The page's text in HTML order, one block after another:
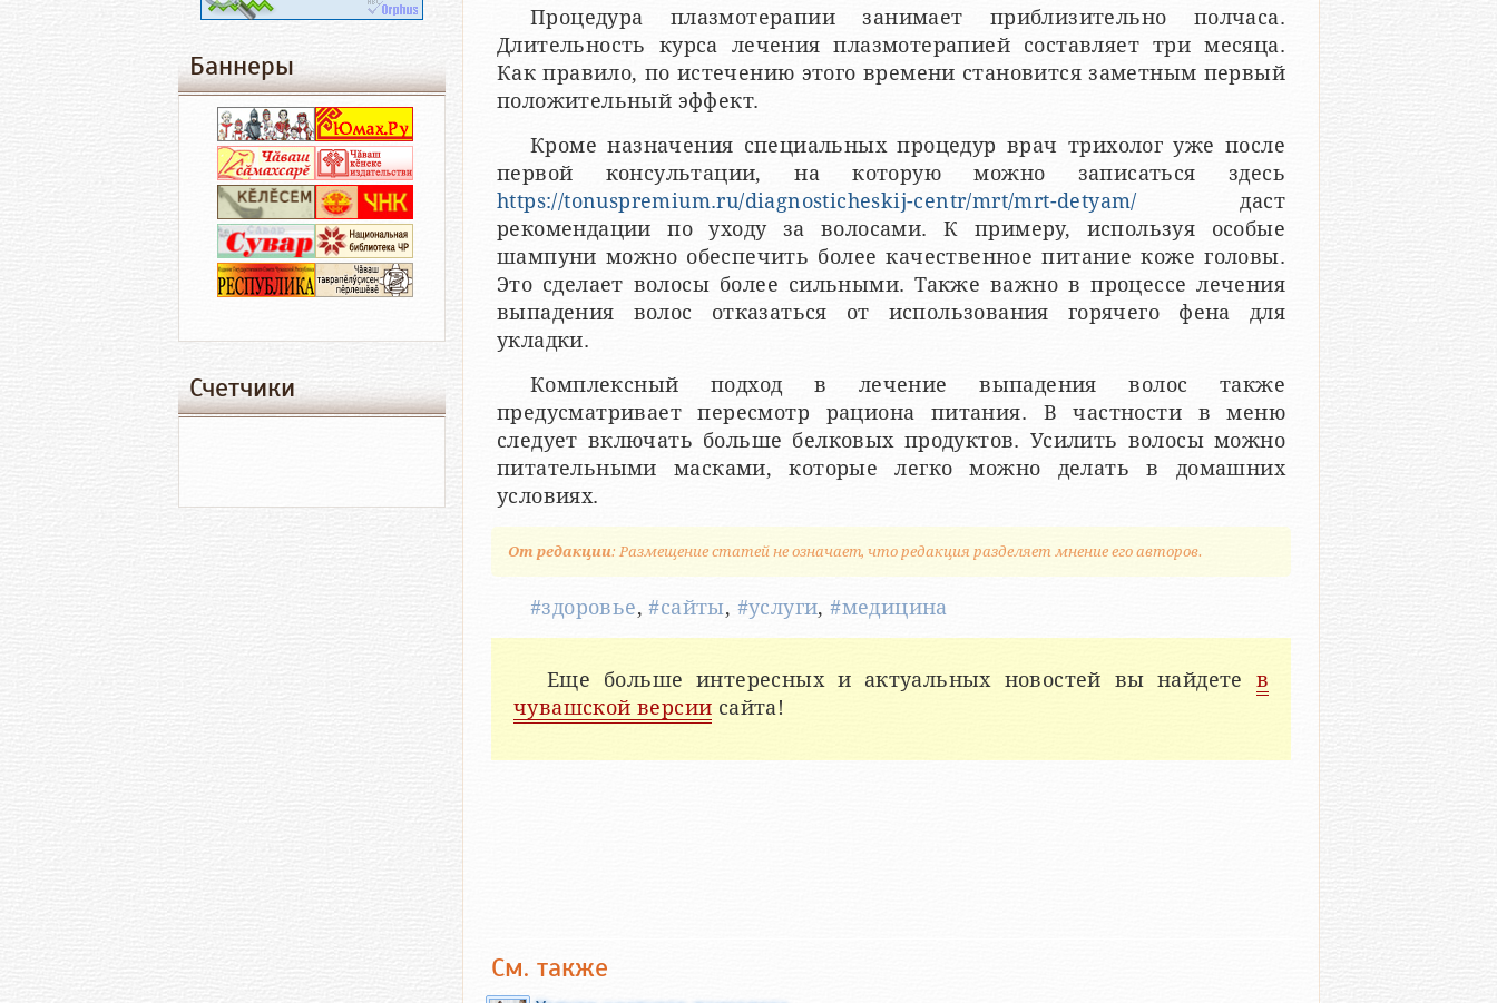
Процедура плазмотерапии занимает приблизительно полчаса.
Длительность курса лечения плазмотерапией составляет три месяца.
Как правило, по истечению этого времени становится заметным первый
положительный эффект.
Кроме назначения специальных процедур врач трихолог уже после
первой консультации, на которую можно записаться здесь
https://tonuspremium.ru/diagnosticheskij-centr/mrt/mrt-detyam/ даст
рекомендации по уходу за волосами. К примеру, используя особые
шампуни можно обеспечить более качественное питание коже головы.
Это сделает волосы более сильными. Также важно в процессе лечения
выпадения волос отказаться от использования горячего фена для
укладки.
Комплексный подход в лечение выпадения волос также
предусматривает пересмотр рациона питания. В частности в меню
следует включать больше белковых продуктов. Усилить волосы можно
питательными масками, которые легко можно делать в домашних
условиях.
От редакции: Размещение статей не означает, что редакция разделяет мнение его авторов.
#здоровье,#сайты, #услуги,#медицина
Еще больше интересных и актуальных новостей вы найдете в
чувашской версии сайта!
См. также
Баннеры
Счетчики